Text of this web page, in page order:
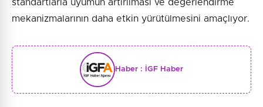
standartlarla uyumun artırılması ve değerlendirme
mekanizmalarının daha etkin yürütülmesini amaçlıyor.
Haber : İGF Haber